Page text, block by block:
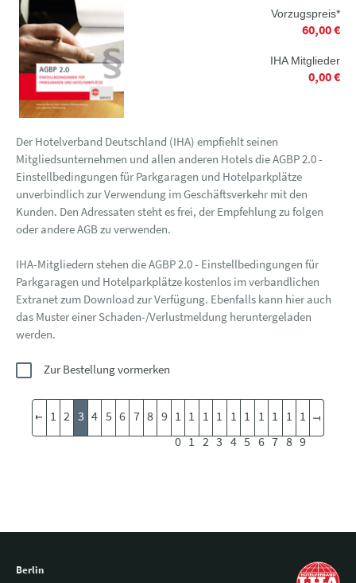
Vorzugspreis*
60,00 €
IHA Mitglieder
0,00 €
Der Hotelverband Deutschland (IHA) empfiehlt seinen
Mitgliedsunternehmen und allen anderen Hotels die AGBP 2.0 -
Einstellbedingungen für Parkgaragen und Hotelparkplätze
unverbindlich zur Verwendung im Geschäftsverkehr mit den
Kunden. Den Adressaten steht es frei, der Empfehlung zu folgen
oder andere AGB zu verwenden.
IHA-Mitgliedern stehen die AGBP 2.0 - Einstellbedingungen für
Parkgaragen und Hotelparkplätze kostenlos im verbandlichen
Extranet zum Download zur Verfügung. Ebenfalls kann hier auch
das Muster einer Schaden-/Verlustmeldung heruntergeladen
werden.
Zur Bestellung vormerken
1 2 3 4 5 6 7 8 9 1
0
1
1
1
2
1
3
1
4
1
5
1
6
1
7
1
8
1
9
Berlin